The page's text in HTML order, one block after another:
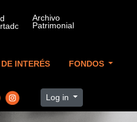
INTERÉS FONDOS
Log in